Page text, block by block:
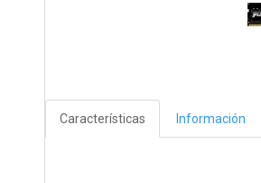
Características Información